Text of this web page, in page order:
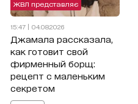
ЖВЛ представляє
15:47 | 04.08.2026
Джамала рассказала,
как готовит свой
фирменный борщ:
рецепт с маленьким
секретом